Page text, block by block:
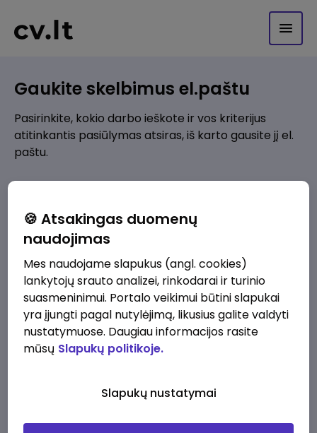
Gaukite skelbimus el.paštu
Pasirinkite, kokio darbo ieškote ir vos kriterijus
atitinkantis pasiūlymas atsiras, iš karto gausite jį el.
paštu.
Pridėti naują
Kokios srities darbo pasiūlymai jus domina?
Pridėti naują
🍪 Atsakingas duomenų
naudojimas
Mes naudojame slapukus (angl. cookies)
lankytojų srauto analizei, rinkodarai ir turinio
suasmeninimui. Portalo veikimui būtini slapukai
yra įjungti pagal nutylėjimą, likusius galite valdyti
nustatymuose. Daugiau informacijos rasite
mūsų Slapukų politikoje.
Slapukų nustatymai